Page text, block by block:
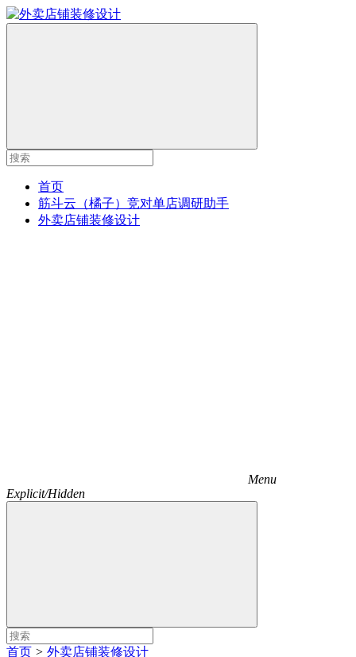
首页
筋斗云（橘子）竞对单店调研助手
外卖店铺装修设计
Menu
Explicit/Hidden
首页 > 外卖店铺装修设计